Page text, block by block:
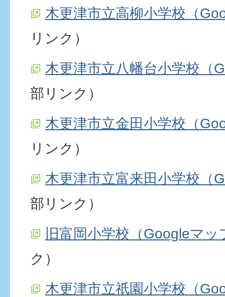
木更津市立高柳小学校（
リンク）
木更津市立八幡台小学校（
部リンク）
木更津市立金田小学校（
リンク）
木更津市立富来田小学校（
部リンク）
旧富岡小学校（Googleマッ
ク）
木更津市立祇園小学校（